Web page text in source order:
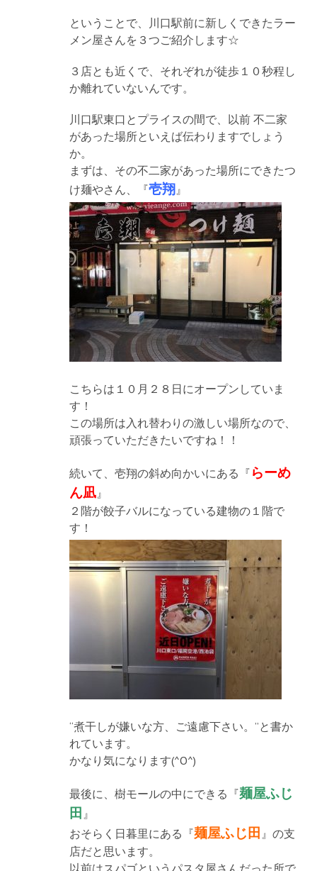
ということで、川口駅前に新しくできたラー
メン屋さんを３つご紹介します☆
３店とも近くで、それぞれが徒歩１０秒程し
か離れていないんです。
川口駅東口とプライスの間で、以前 不二家
があった場所といえば伝わりますでしょう
か。
まずは、その不二家があった場所にできたつ
け麺やさん、『壱翔』
こちらは１０月２８日にオープンしていま
す！
この場所は入れ替わりの激しい場所なので、
頑張っていただきたいですね！！
続いて、壱翔の斜め向かいにある『 らーめ
ん凪』
２階が餃子バルになっている建物の１階で
す！
“煮干しが嫌いな方、ご遠慮下さい。”と書か
れています。
かなり気になります(^O^)
最後に、樹モールの中にできる『麺屋ふじ
田 』
おそらく日暮里にある『麺屋ふじ田 』の支
店だと思います。